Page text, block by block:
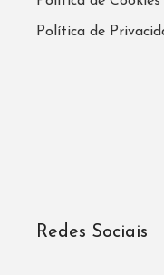
Política de
Redes Sociais